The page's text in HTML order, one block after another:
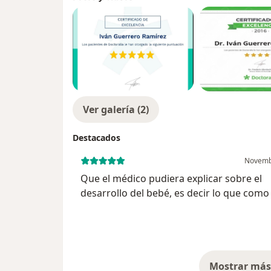
Ver galería (2)
Destacados
Que el médico pudiera explicar sobre el
desarrollo del bebé, es decir lo que
debemos esperar de nuestro bebé cada
su crecimiento en parámetros normales.
Mostrar